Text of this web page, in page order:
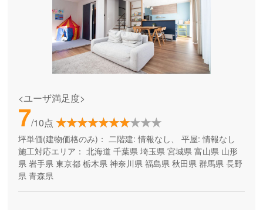
<ユーザ満足度>
7/10点
坪単価(建物価格のみ)： 二階建: 情報なし、 平屋: 情報なし
施工対応エリア： 北海道 千葉県 埼玉県 宮城県 富山県 山形
県 岩手県 東京都 栃木県 神奈川県 福島県 秋田県 群馬県 長野
県 青森県